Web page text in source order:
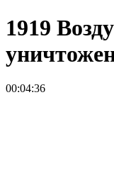
1919
00:04:36